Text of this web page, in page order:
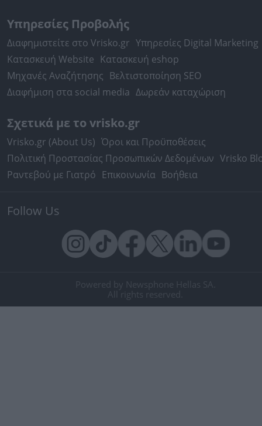
Υπηρεσίες Προβολής
Διαφημιστείτε στο Vrisko.gr Υπηρεσίες Digital Marketing
Κατασκευή Website Κατασκευή eshop
Μηχανές Αναζήτησης Βελτιστοποίηση SEO
Διαφήμιση στα social media Δωρεάν καταχώριση
Σχετικά με το vrisko.gr
Vrisko.gr (About Us) Όροι και Προϋποθέσεις
Πολιτική Προστασίας Προσωπικών Δεδομένων Vrisko
Ραντεβού με Γιατρό Επικοινωνία Βοήθεια
Follow Us
Powered by Newsphone Hellas SA.
All rights reserved.